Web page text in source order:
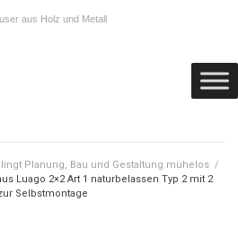
aus Holz und Metall
Planung, Bau und Gestaltung mühelos /
Luago 2×2 Art 1 naturbelassen Typ 2 mit 2
Selbstmontage